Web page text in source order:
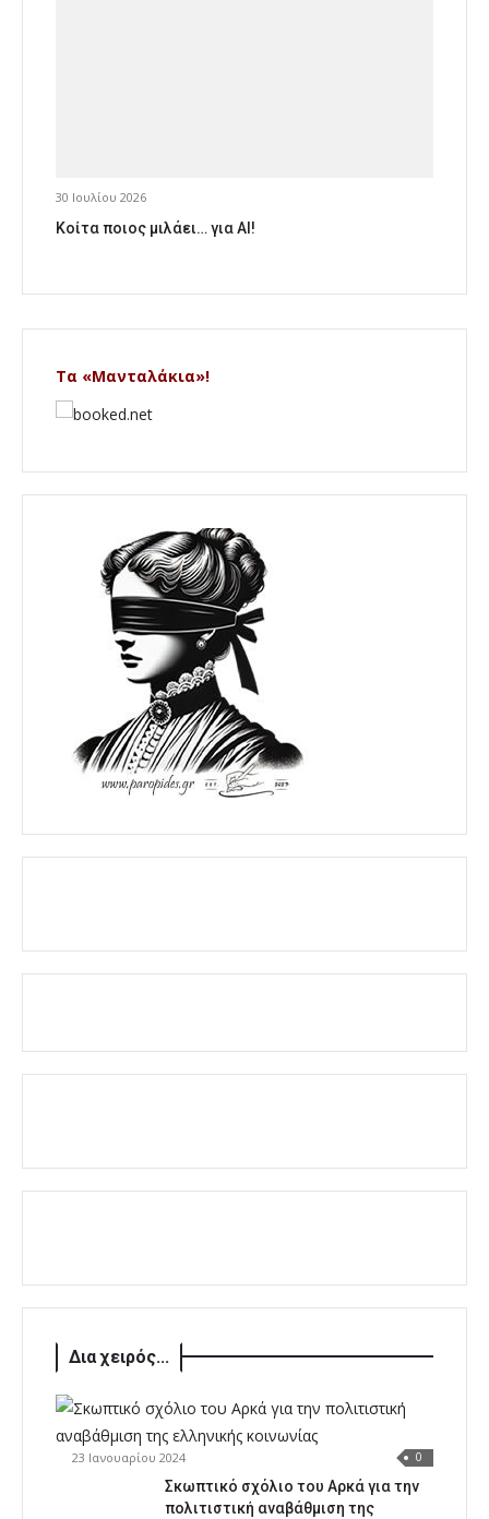
30 Ιουλίου 2026
Κοίτα ποιος μιλάει… για AI!
Τα «Μανταλάκια»!
Δια χειρός...
23 Ιανουαρίου 2024 0
Σκωπτικό σχόλιο του Αρκά για την
πολιτιστική αναβάθμιση της